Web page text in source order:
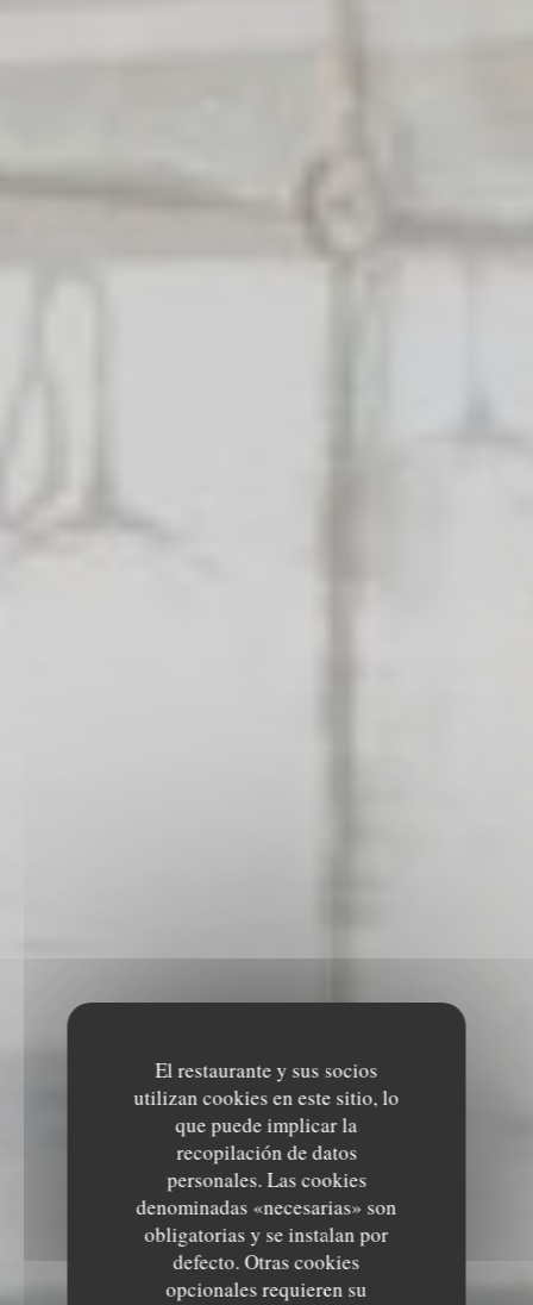
El restaurante y sus socios
utilizan cookies en este sitio, lo
que puede implicar la
recopilación de datos
personales. Las cookies
denominadas «necesarias» son
obligatorias y se instalan por
defecto. Otras cookies
opcionales requieren su